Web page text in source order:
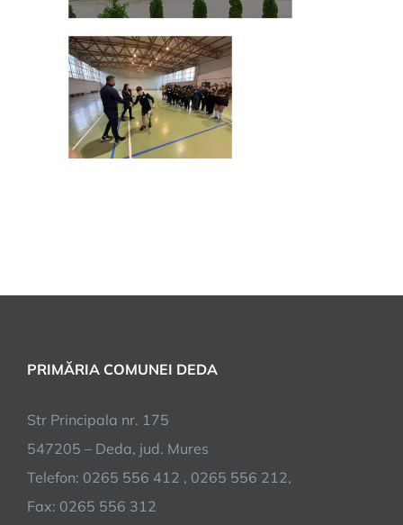
PRIMĂRIA COMUNEI DEDA
Str Principala nr. 175
547205 – Deda, jud. Mures
Telefon: 0265 556 412 , 0265 556 212,
Fax: 0265 556 312